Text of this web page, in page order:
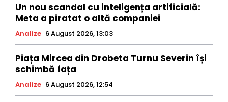
Un nou scandal cu inteligența artificială:
Meta a piratat o altă companiei
Analize 6 August 2026, 13:03
Piața Mircea din Drobeta Turnu Severin își
schimbă fața
Analize 6 August 2026, 12:54